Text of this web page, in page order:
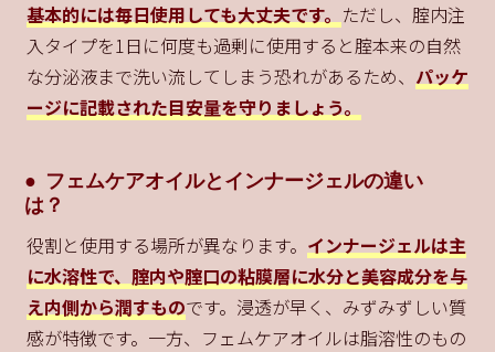
基本的には毎日使用しても大丈夫です。 ただし、腟内注
入タイプを1日に何度も過剰に使用すると腟本来の自然
な分泌液まで洗い流してしまう恐れがあるため、 パッケ
ージに記載された目安量を守りましょう。
フェムケアオイルとインナージェルの違い
は？
役割と使用する場所が異なります。 インナージェルは主
に水溶性で、腟内や腟口の粘膜層に水分と美容成分を与
え内側から潤すものです。浸透が早く、みずみずしい質
感が特徴です。一方、フェムケアオイルは脂溶性のもの